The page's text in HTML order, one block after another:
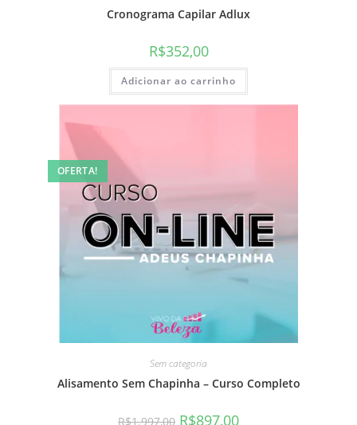
Cronograma Capilar Adlux
R$352,00
Adicionar ao carrinho
OFERTA!
Sem categoria
Alisamento Sem Chapinha – Curso Completo
R$1.997,00 R$897,00